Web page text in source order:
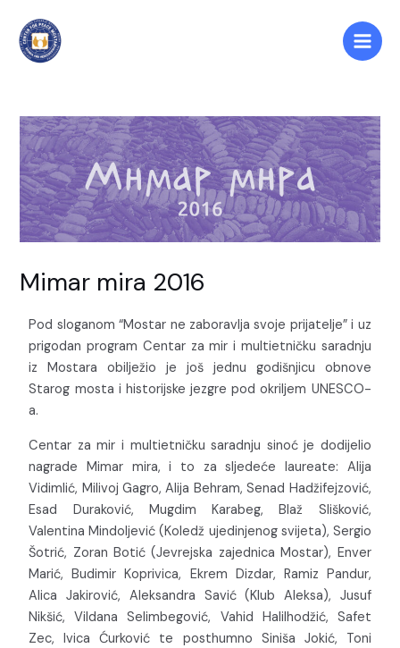
content
Main
Mimar mira 2016
Pod sloganom “Mostar ne zaboravlja svoje prijatelje” i uz
prigodan program Centar za mir i multietničku saradnju
iz Mostara obilježio je još jednu godišnjicu obnove
Starog mosta i historijske jezgre pod okriljem UNESCO-
a.
Centar za mir i multietničku saradnju sinoć je dodijelio
nagrade Mimar mira, i to za sljedeće laureate: Alija
Vidimlić, Milivoj Gagro, Alija Behram, Senad Hadžifejzović,
Esad Duraković, Mugdim Karabeg, Blaž Slišković,
Valentina Mindoljević (Koledž ujedinjenog svijeta), Sergio
Šotrić, Zoran Botić (Jevrejska zajednica Mostar), Enver
Marić, Budimir Koprivica, Ekrem Dizdar, Ramiz Pandur,
Alica Jakirović, Aleksandra Savić (Klub Aleksa), Jusuf
Nikšić, Vildana Selimbegović, Vahid Halilhodžić, Safet
Zec, Ivica Ćurković te posthumno Siniša Jokić, Toni